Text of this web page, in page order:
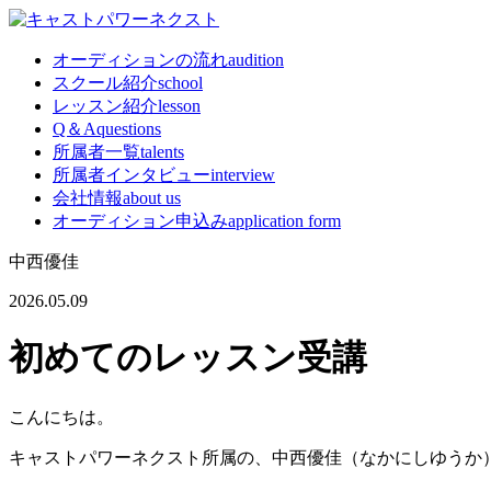
オーディションの流れaudition
スクール紹介school
レッスン紹介lesson
Q＆Aquestions
所属者一覧talents
所属者インタビューinterview
会社情報about us
オーディション申込みapplication form
中西優佳
2026.05.09
初めてのレッスン受講
こんにちは。
キャストパワーネクスト所属の、中西優佳（なかにしゆうか